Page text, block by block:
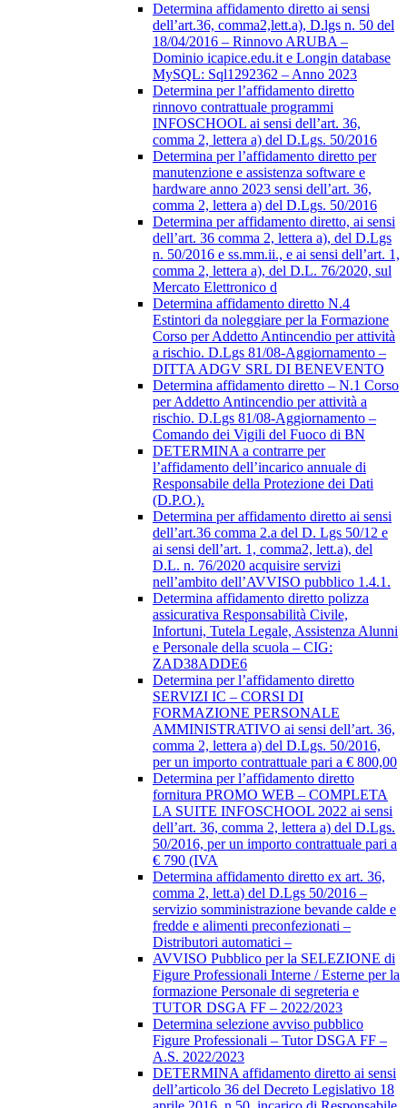
Determina affidamento diretto ai sensi
dell’art.36, comma2,lett.a), D.lgs n. 50 del
18/04/2016 – Rinnovo ARUBA –
Dominio icapice.edu.it e Longin database
MySQL: Sql1292362 – Anno 2023
Determina per l’affidamento diretto
rinnovo contrattuale programmi
INFOSCHOOL ai sensi dell’art. 36,
comma 2, lettera a) del D.Lgs. 50/2016
Determina per l’affidamento diretto per
manutenzione e assistenza software e
hardware anno 2023 sensi dell’art. 36,
comma 2, lettera a) del D.Lgs. 50/2016
Determina per affidamento diretto, ai sensi
dell’art. 36 comma 2, lettera a), del D.Lgs
n. 50/2016 e ss.mm.ii., e ai sensi dell’art. 1,
comma 2, lettera a), del D.L. 76/2020, sul
Mercato Elettronico d
Determina affidamento diretto N.4
Estintori da noleggiare per la Formazione
Corso per Addetto Antincendio per attività
a rischio. D.Lgs 81/08-Aggiornamento –
DITTA ADGV SRL DI BENEVENTO
Determina affidamento diretto – N.1 Corso
per Addetto Antincendio per attività a
rischio. D.Lgs 81/08-Aggiornamento –
Comando dei Vigili del Fuoco di BN
DETERMINA a contrarre per
l’affidamento dell’incarico annuale di
Responsabile della Protezione dei Dati
(D.P.O.).
Determina per affidamento diretto ai sensi
dell’art.36 comma 2.a del D. Lgs 50/12 e
ai sensi dell’art. 1, comma2, lett.a), del
D.L. n. 76/2020 acquisire servizi
nell’ambito dell’AVVISO pubblico 1.4.1.
Determina affidamento diretto polizza
assicurativa Responsabilità Civile,
Infortuni, Tutela Legale, Assistenza Alunni
e Personale della scuola – CIG:
ZAD38ADDE6
Determina per l’affidamento diretto
SERVIZI IC – CORSI DI
FORMAZIONE PERSONALE
AMMINISTRATIVO ai sensi dell’art. 36,
comma 2, lettera a) del D.Lgs. 50/2016,
per un importo contrattuale pari a € 800,00
Determina per l’affidamento diretto
fornitura PROMO WEB – COMPLETA
LA SUITE INFOSCHOOL 2022 ai sensi
dell’art. 36, comma 2, lettera a) del D.Lgs.
50/2016, per un importo contrattuale pari a
€ 790 (IVA
Determina affidamento diretto ex art. 36,
comma 2, lett.a) del D.Lgs 50/2016 –
servizio somministrazione bevande calde e
fredde e alimenti preconfezionati –
Distributori automatici –
AVVISO Pubblico per la SELEZIONE di
Figure Professionali Interne / Esterne per la
formazione Personale di segreteria e
TUTOR DSGA FF – 2022/2023
Determina selezione avviso pubblico
Figure Professionali – Tutor DSGA FF –
A.S. 2022/2023
DETERMINA affidamento diretto ai sensi
dell’articolo 36 del Decreto Legislativo 18